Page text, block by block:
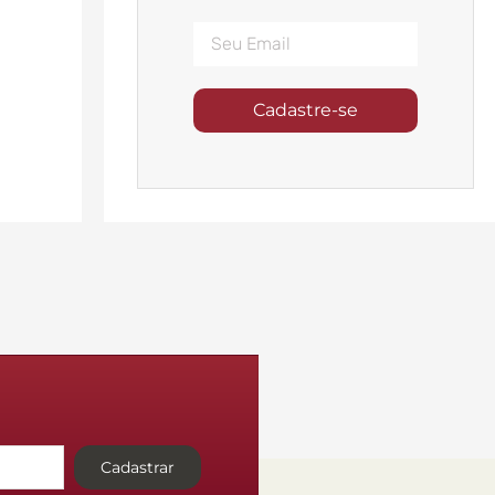
Cadastre-se
Cadastrar